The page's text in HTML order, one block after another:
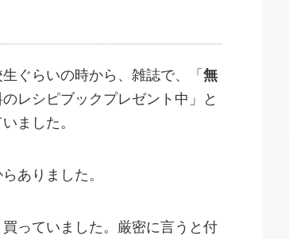
ぐらいの時から、雑誌で、「 無
のレシピブックプレゼント中」と
ました。
ありました。
っていました。厳密に言うと付